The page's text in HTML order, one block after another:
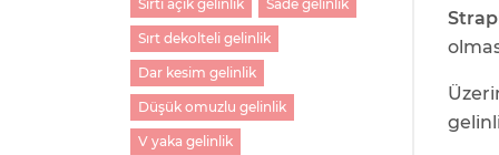
Sırtı açık gelinlik Sade gelinlik
Sırt dekolteli gelinlik
Dar kesim gelinlik
Düşük omuzlu gelinlik
V yaka gelinlik